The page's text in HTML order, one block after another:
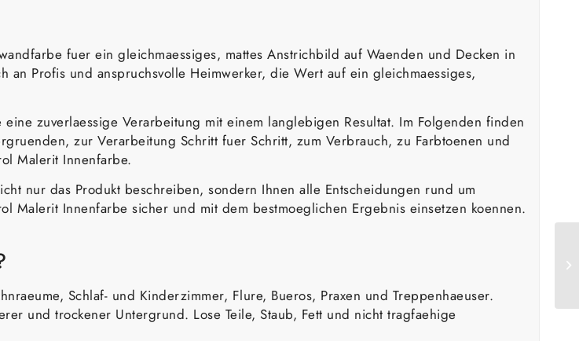
fuer ein gleichmaessiges, mattes Anstrichbild auf Waenden und Decken in
Profis und anspruchsvolle Heimwerker, die Wert auf ein gleichmaessiges,
zuverlaessige Verarbeitung mit einem langlebigen Resultat. Im Folgenden finden
zur Verarbeitung Schritt fuer Schritt, zum Verbrauch, zu Farbtoenen und
Malerit Innenfarbe.
nur das Produkt beschreiben, sondern Ihnen alle Entscheidungen rund um
Innenfarbe sicher und mit dem bestmoeglichen Ergebnis einsetzen koennen.
Schlaf- und Kinderzimmer, Flure, Bueros, Praxen und Treppenhaeuser.
und trockener Untergrund. Lose Teile, Staub, Fett und nicht tragfaehige